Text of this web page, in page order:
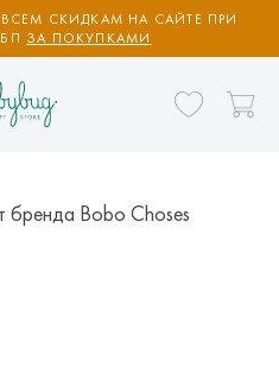
СКИДКАМ НА САЙТЕ ПРИ
ЗА ПОКУПКАМИ